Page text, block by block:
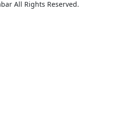
All Rights Reserved.